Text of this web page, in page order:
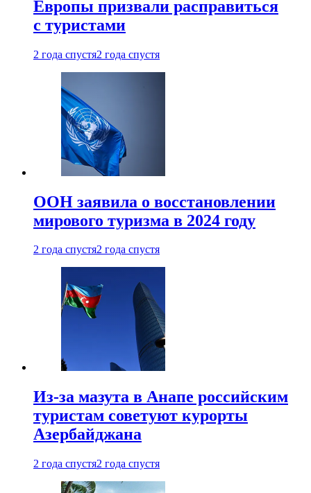
Европы призвали расправиться
с туристами
2 года спустя2 года спустя
ООН заявила о восстановлении
мирового туризма в 2024 году
2 года спустя2 года спустя
Из-за мазута в Анапе российским
туристам советуют курорты
Азербайджана
2 года спустя2 года спустя